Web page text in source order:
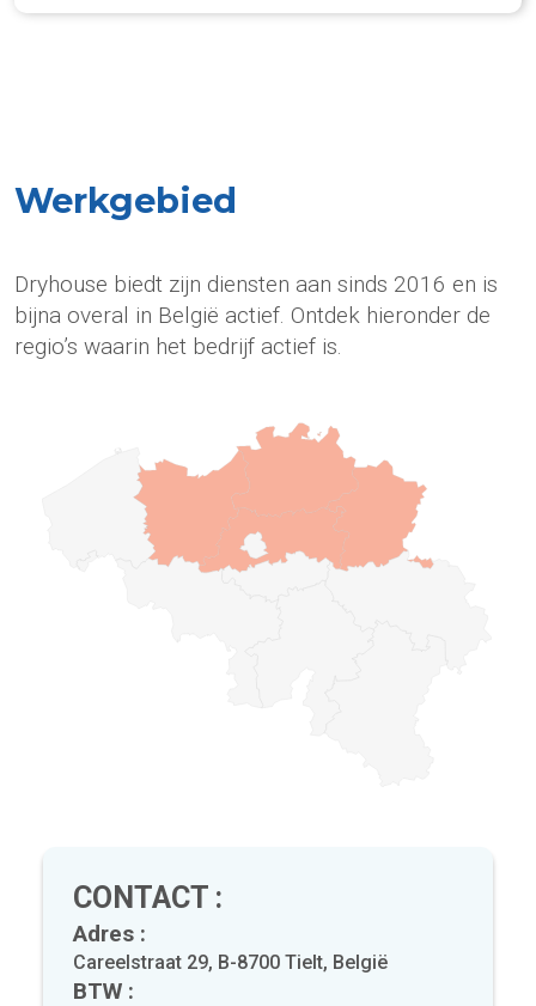
Werkgebied
Dryhouse biedt zijn diensten aan sinds 2016 en is
bijna overal in België actief. Ontdek hieronder de
regio’s waarin het bedrijf actief is.
CONTACT :
Adres :
Careelstraat 29, B-8700 Tielt, België
BTW :